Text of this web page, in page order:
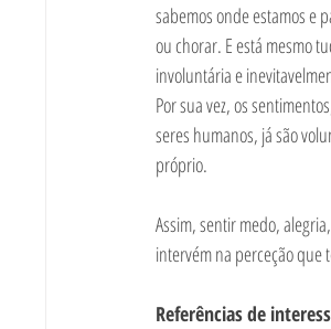
sabemos onde estamos e
ou chorar. E está mesmo
involuntária e
Por sua vez, os
seres humanos, já são
próprio.
Assim, sentir medo,
intervém na perceção que
Referências de